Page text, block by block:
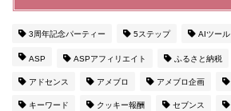
3周年記念パーティー 5ステップ AIツール
ASP ASPアフィリエイト ふるさと納税
アドセンス アメブロ アメブロ企画
キーワード クッキー報酬 セブンス